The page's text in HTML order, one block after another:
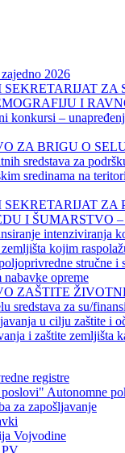
2026
SEKRETARIJAT ZA
I
konkursi –
ZA BRIGU O SELU
sredstava za
sredinama na
ZA
I ŠUMARSTVO –
intenziviranja
kojim
stručne i
opreme
ZAŠTITE
sredstava za su/
u cilju zaštite i
i zaštite zemljišta
registre
Autonomne
za zapošljavanje
Vojvodine